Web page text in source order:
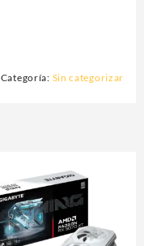
Categoría: Sin categorizar